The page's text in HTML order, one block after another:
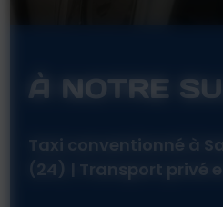
À NOTRE
Taxi conventionné à
(24) | Transport privé